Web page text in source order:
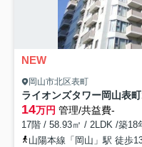
NEW
岡山市北区表町
ライオンズタワー岡山表町
14万円 管理/共益費-
17階 / 58.93㎡ / 2LDK /築18
山陽本線「岡山」駅 徒歩